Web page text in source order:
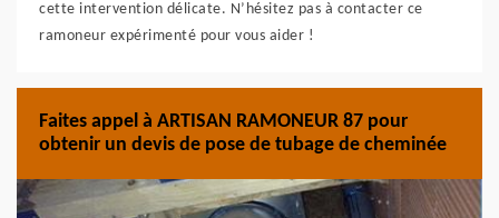
cette intervention délicate. N’hésitez pas à contacter ce
ramoneur expérimenté pour vous aider !
Faites appel à ARTISAN RAMONEUR 87 pour
obtenir un devis de pose de tubage de cheminée